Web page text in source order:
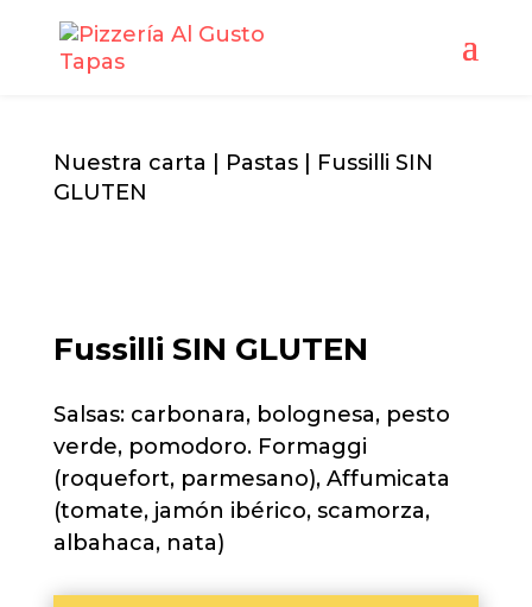
Nuestra carta Pastas| Fussilli SIN
GLUTEN
Fussilli SIN GLUTEN
Salsas: carbonara, bolognesa, pesto
verde, pomodoro. Formaggi
(roquefort, parmesano), Affumicata
(tomate, jamón ibérico, scamorza,
albahaca, nata)